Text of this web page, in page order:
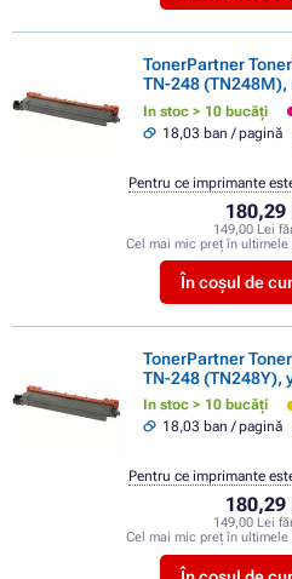
TonerPartner
TN-248
In stoc > 10 bucăți
18,03 ban / pagină
180,29
149,00 Lei
Cel mai mic preț în ultimele
În coșul de
Pentru ce imprimante
TonerPartner
TN-248 (TN248Y),
In stoc > 10 bucăți
18,03 ban / pagină
180,29
149,00 Lei
Cel mai mic preț în ultimele
Pentru ce imprimante